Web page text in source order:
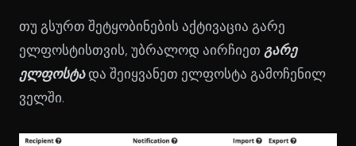
თუ გსურთ შეტყობინების აქტივაცია გარე
ელფოსტისთვის, უბრალოდ აირჩიეთ გარე
ელფოსტადა შეიყვანეთ ელფოსტა გამოჩენილ
ველში.